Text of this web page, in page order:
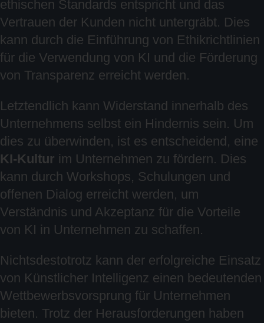
ethischen Standards entspricht und das
Vertrauen der Kunden nicht untergräbt. Dies
kann durch die Einführung von Ethikrichtlinien
für die Verwendung von KI und die Förderung
von Transparenz erreicht werden.
Letztendlich kann Widerstand innerhalb des
Unternehmens selbst ein Hindernis sein. Um
dies zu überwinden, ist es entscheidend, eine
KI-Kultur im Unternehmen zu fördern. Dies
kann durch Workshops, Schulungen und
offenen Dialog erreicht werden, um
Verständnis und Akzeptanz für die Vorteile
von KI in Unternehmen zu schaffen.
Nichtsdestotrotz kann der erfolgreiche Einsatz
von Künstlicher Intelligenz einen bedeutenden
Wettbewerbsvorsprung für Unternehmen
bieten. Trotz der Herausforderungen haben